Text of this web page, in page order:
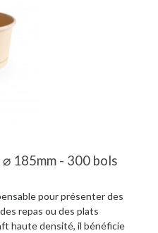
185mm - 300 bols
pour présenter des
repas ou des plats
haute densité, il bénéficie